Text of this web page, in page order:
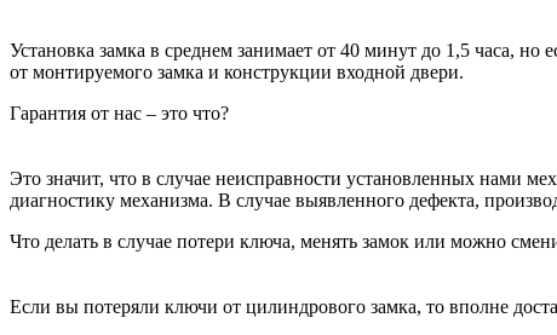
Установка замка в среднем занимает от 40 минут до 1,5 часа,
от монтируемого замка и конструкции входной двери.
Гарантия от нас – это что?
Это значит, что в случае неисправности установленных нами
диагностику механизма. В случае выявленного дефекта,
Что делать в случае потери ключа, менять замок или можно
Если вы потеряли ключи от цилиндрового замка, то вполне